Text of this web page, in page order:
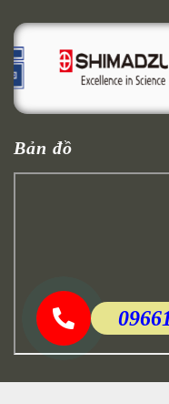
Bản đồ